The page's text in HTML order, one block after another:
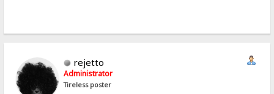
rejetto
Administrator
Tireless poster